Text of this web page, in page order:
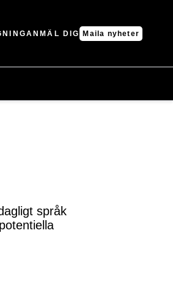
ANMÄL DIG Maila nyheter
språk